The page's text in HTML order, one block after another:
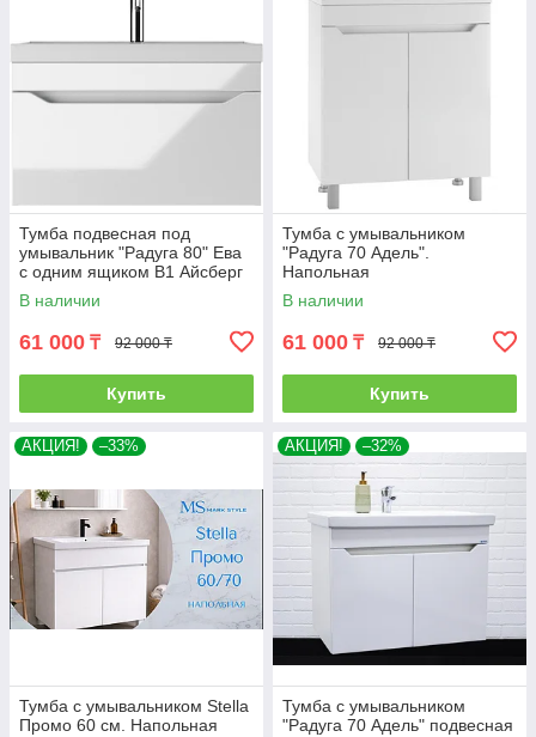
Тумба подвесная под
умывальник "Радуга 80" Ева
с одним ящиком В1 Айсберг
В наличии
61 000 ₸ 92 000 ₸
Купить
Тумба с умывальником
"Радуга 70 Адель".
Напольная
В наличии
61 000 ₸ 92 000 ₸
Купить
АКЦИЯ! –33%
Тумба с умывальником Stella
Промо 60 см. Напольная
АКЦИЯ! –32%
Тумба с умывальником
"Радуга 70 Адель" подвесная